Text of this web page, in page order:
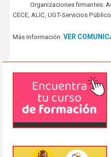
Organizaciones firmantes:
CECE, ALIC, UGT-Servicios
Más información: VER